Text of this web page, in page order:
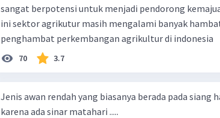
sangat berpotensi untuk menjadi pendorong
ini sektor agrikutur masih mengalami banyak
penghambat perkembangan agrikultur di indonesia
70 3.7
Jenis awan rendah yang biasanya berada pada
karena ada sinar matahari .....